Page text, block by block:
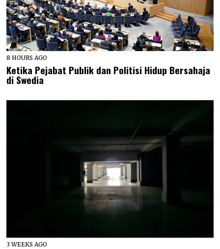
8 HOURS AGO
Ketika Pejabat Publik dan Politisi Hidup Bersahaja
di Swedia
3 WEEKS AGO